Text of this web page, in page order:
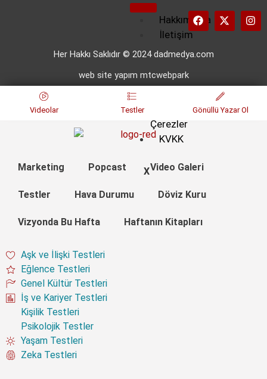
Hakkımızda
İletişim
Künye
Koşulları
Çerezler
KVKK
X
Her Hakkı Saklıdır © 2024 dadmedya.com
web site yapım mtcwebpark
Videolar Testler Gönüllü Yazar Ol
Marketing Popcast Video Galeri
Testler Hava Durumu Döviz Kuru
Vizyonda Bu Hafta Haftanın Kitapları
Aşk ve İlişki Testleri
Eğlence Testleri
Genel Kültür Testleri
İş ve Kariyer Testleri
Kişilik Testleri
Psikolojik Testler
Yaşam Testleri
Zeka Testleri